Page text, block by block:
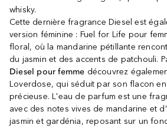
whisky.
Cette dernière fragrance Diesel est
version féminine : Fuel for Life pour
floral, où la mandarine pétillante
du jasmin et des accents de patchouli.
Diesel pour femme découvrez
Loverdose, qui séduit par son flacon
précieuse. L'eau de parfum est une
avec des notes vives de mandarine et
jasmin et gardénia, reposant sur un